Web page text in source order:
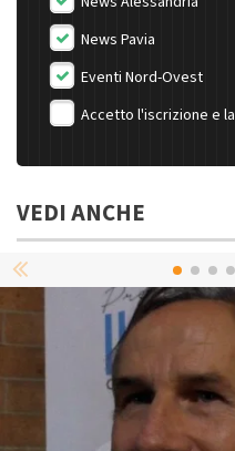
News Pavia
Eventi Nord-Ovest
Accetto l'iscrizione e la
VEDI ANCHE